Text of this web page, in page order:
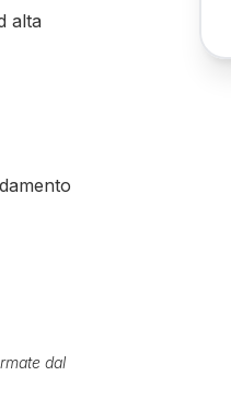
alta
dal